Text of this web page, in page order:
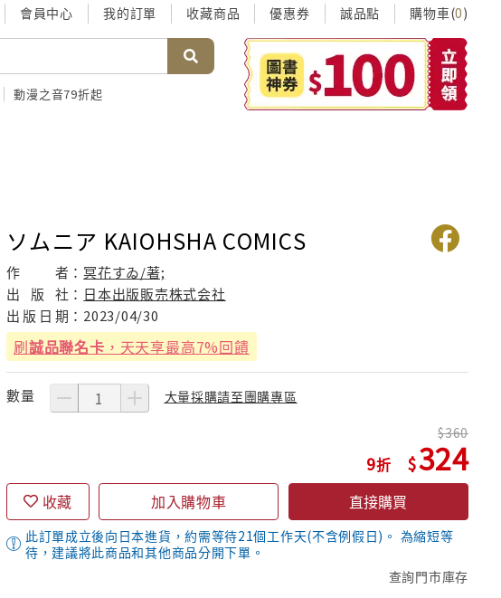
會員中心 我的訂單 收藏商品 優惠券 誠品點 購物車(0)
動漫之音79折起
ソムニア KAIOHSHA COMICS
作 者： 冥花すゐ/著;
出
版 社： 日本出版販売株式会社
出 版 日 期： 2023/04/30
刷誠品聯名卡 ，天天享最高7%回饋
數量 大量採購請至團購專區
9
360
324
收藏 加入購物車 直接購買
此訂單成立後向日本進貨，約需等待21個工作天(不含例假日)。 為縮短等
待，建議將此商品和其他商品分開下單。
查詢門市庫存